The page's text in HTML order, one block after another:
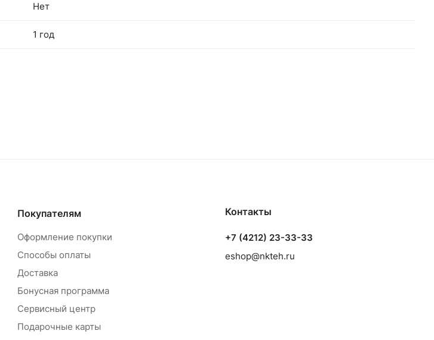
Нет
1 год
Покупателям
Оформление покупки
Способы оплаты
Доставка
Бонусная программа
Сервисный центр
Подарочные карты
Контакты
+7 (4212) 23-33-33
eshop@nkteh.ru